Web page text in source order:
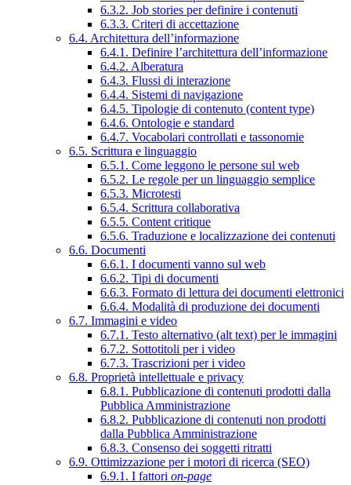
6.3.2. Job stories per definire i contenuti
6.3.3. Criteri di accettazione
6.4. Architettura dell’informazione
6.4.1. Definire l’architettura dell’informazione
6.4.2. Alberatura
6.4.3. Flussi di interazione
6.4.4. Sistemi di navigazione
6.4.5. Tipologie di contenuto (content type)
6.4.6. Ontologie e standard
6.4.7. Vocabolari controllati e tassonomie
6.5. Scrittura e linguaggio
6.5.1. Come leggono le persone sul web
6.5.2. Le regole per un linguaggio semplice
6.5.3. Microtesti
6.5.4. Scrittura collaborativa
6.5.5. Content critique
6.5.6. Traduzione e localizzazione dei contenuti
6.6. Documenti
6.6.1. I documenti vanno sul web
6.6.2. Tipi di documenti
6.6.3. Formato di lettura dei documenti elettronici
6.6.4. Modalità di produzione dei documenti
6.7. Immagini e video
6.7.1. Testo alternativo (alt text) per le immagini
6.7.2. Sottotitoli per i video
6.7.3. Trascrizioni per i video
6.8. Proprietà intellettuale e privacy
6.8.1. Pubblicazione di contenuti prodotti dalla
Pubblica Amministrazione
6.8.2. Pubblicazione di contenuti non prodotti
dalla Pubblica Amministrazione
6.8.3. Consenso dei soggetti ritratti
6.9. Ottimizzazione per i motori di ricerca (SEO)
6.9.1. I fattori on-page